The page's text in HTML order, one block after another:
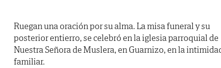
Ruegan una oración por su alma. La misa funeral y su
posterior entierro, se celebró en la iglesia parroquial de
Nuestra Señora de Muslera, en Guarnizo, en la
familiar.